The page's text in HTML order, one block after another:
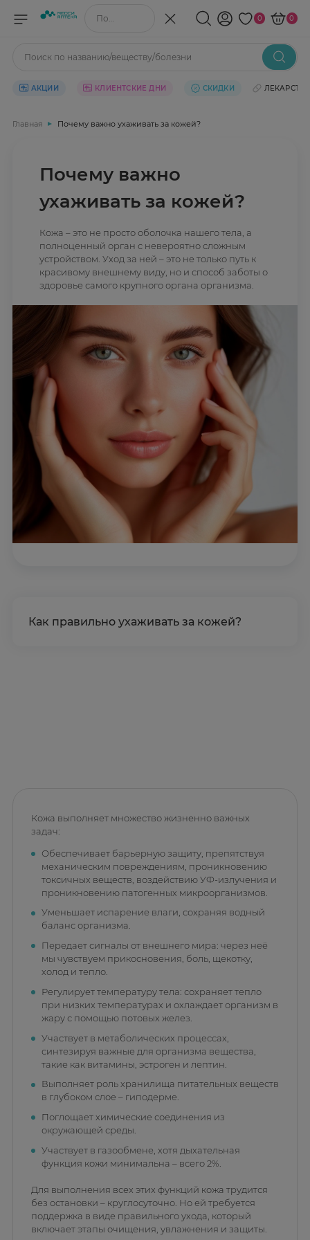
Поиск по названию/веществу 0 0
Поиск по названию/веществу/болезни
АКЦИИ КЛИЕНТСКИЕ ДНИ СКИДКИ ЛЕКАРСТВА
Главная Почему важно ухаживать за кожей?
Почему важно
ухаживать за кожей?
Кожа – это не просто оболочка нашего тела, а
полноценный орган с невероятно сложным
устройством. Уход за ней – это не только путь к
красивому внешнему виду, но и способ заботы о
здоровье самого крупного органа организма.
Кожа выполняет множество жизненно важных
задач:
Обеспечивает барьерную защиту, препятствуя
механическим повреждениям, проникновению
токсичных веществ, воздействию УФ-излучения и
проникновению патогенных микроорганизмов.
Уменьшает испарение влаги, сохраняя водный
баланс организма.
Передает сигналы от внешнего мира: через неё
мы чувствуем прикосновения, боль, щекотку,
холод и тепло.
Регулирует температуру тела: сохраняет тепло
при низких температурах и охлаждает организм в
жару с помощью потовых желез.
Участвует в метаболических процессах,
синтезируя важные для организма вещества,
такие как витамины, эстроген и лептин.
Выполняет роль хранилища питательных веществ
в глубоком слое – гиподерме.
Поглощает химические соединения из
окружающей среды.
Участвует в газообмене, хотя дыхательная
функция кожи минимальна – всего 2%.
Для выполнения всех этих функций кожа трудится
без остановки – круглосуточно. Но ей требуется
поддержка в виде правильного ухода, который
включает этапы очищения, увлажнения и защиты.
Как правильно ухаживать за кожей?